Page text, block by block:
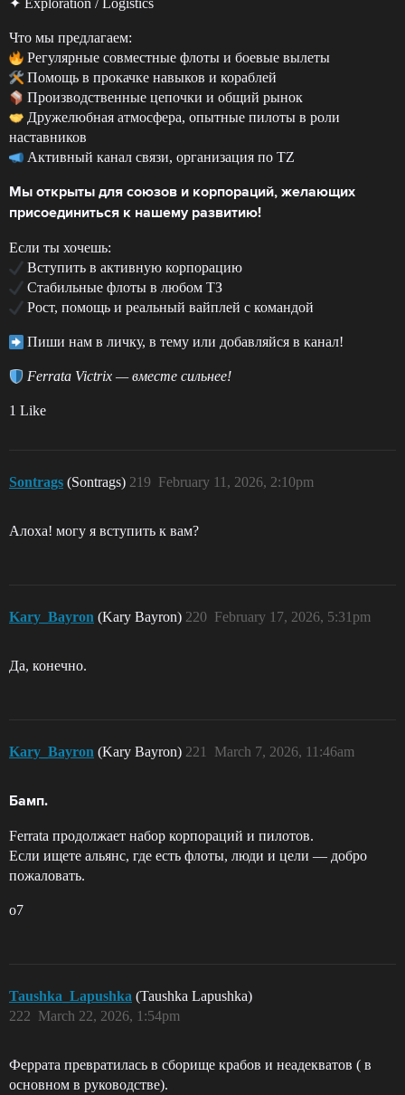
✦ Exploration / Logistics
Что мы предлагаем:
Регулярные совместные флоты и боевые вылеты
Помощь в прокачке навыков и кораблей
Производственные цепочки и общий рынок
Дружелюбная атмосфера, опытные пилоты в роли
наставников
Активный канал связи, организация по TZ
Мы открыты для союзов и корпораций, желающих
присоединиться к нашему развитию!
Если ты хочешь:
Вступить в активную корпорацию
Стабильные флоты в любом ТЗ
Рост, помощь и реальный вайплей с командой
Пиши нам в личку, в тему или добавляйся в канал!
Ferrata Victrix — вместе сильнее!
1 Like
Sontrags (Sontrags) February 11, 2026, 2:10pm
219
Алоха! могу я вступить к вам?
Kary_Bayron (Kary Bayron) February 17, 2026, 5:31pm
220
Да, конечно.
Kary_Bayron (Kary Bayron) March 7, 2026, 11:46am
221
Бамп.
Ferrata продолжает набор корпораций и пилотов.
Если ищете альянс, где есть флоты, люди и цели — добро
пожаловать.
o7
Taushka_Lapushka (Taushka Lapushka)
March 22, 2026, 1:54pm
222
Феррата превратилась в сборище крабов и неадекватов ( в
основном в руководстве).